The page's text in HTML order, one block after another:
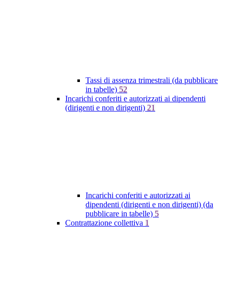
Tassi di assenza trimestrali (da pubblicare
in tabelle) 52
Incarichi conferiti e autorizzati ai dipendenti
(dirigenti e non dirigenti) 21
Incarichi conferiti e autorizzati ai
dipendenti (dirigenti e non dirigenti) (da
pubblicare in tabelle) 5
Contrattazione collettiva 1